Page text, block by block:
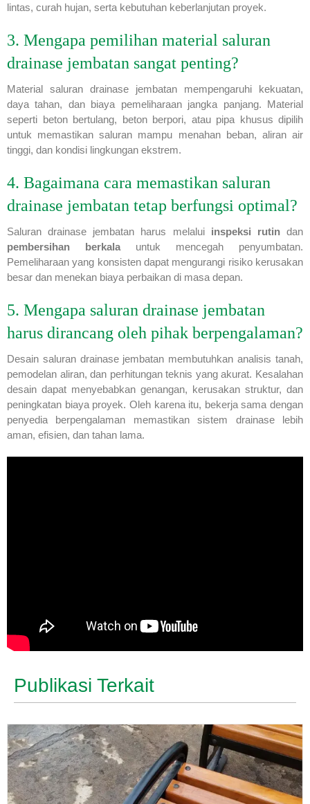
lintas, curah hujan, serta kebutuhan keberlanjutan proyek.
3. Mengapa pemilihan material saluran
drainase jembatan sangat penting?
Material saluran drainase jembatan mempengaruhi kekuatan,
daya tahan, dan biaya pemeliharaan jangka panjang. Material
seperti beton bertulang, beton berpori, atau pipa khusus dipilih
untuk memastikan saluran mampu menahan beban, aliran air
tinggi, dan kondisi lingkungan ekstrem.
4. Bagaimana cara memastikan saluran
drainase jembatan tetap berfungsi optimal?
Saluran drainase jembatan harus melalui inspeksi rutindan
pembersihan berkala untuk mencegah penyumbatan.
Pemeliharaan yang konsisten dapat mengurangi risiko kerusakan
besar dan menekan biaya perbaikan di masa depan.
5. Mengapa saluran drainase jembatan
harus dirancang oleh pihak berpengalaman?
Desain saluran drainase jembatan membutuhkan analisis tanah,
pemodelan aliran, dan perhitungan teknis yang akurat. Kesalahan
desain dapat menyebabkan genangan, kerusakan struktur, dan
peningkatan biaya proyek. Oleh karena itu, bekerja sama dengan
penyedia berpengalaman memastikan sistem drainase lebih
aman, efisien, dan tahan lama.
Publikasi Terkait